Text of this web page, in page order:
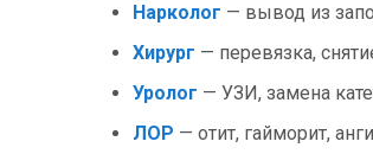
Нарколог — вывод из
Хирург — перевязка,
Уролог — УЗИ, замена
ЛОР — отит, гайморит,